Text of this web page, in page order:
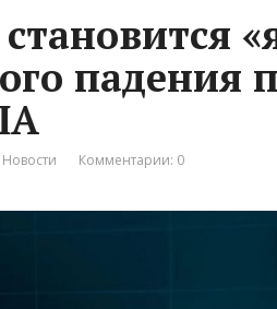
падения
Новости Комментарии: 0